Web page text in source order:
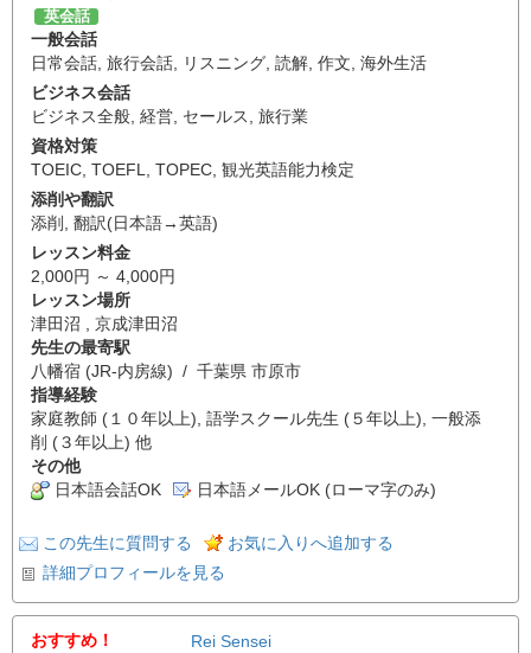
英会話
一般会話
日常会話 旅行会話 リスニング 読解 作文 海外生活
ビジネス会話
ビジネス全般 経営 セールス
旅行業
資格対策
TOEIC TOEFL TOPEC 観光英語能力検定
添削や翻訳
添削
翻訳(日本語→英語)
レッスン料金
2,000円 ～ 4,000円
レッスン場所
津田沼 , 京成津田沼
先生の最寄駅
八幡宿 (JR-内房線) / 千葉県 市原市
指導経験
家庭教師 (１０年以上), 語学スクール先生 (５年以上), 一般添
削 (３年以上) 他
その他
日本語会話OK
日本語メールOK (ローマ字のみ)
この先生に質問する
お気に入りへ追加する
詳細プロフィールを見る
おすすめ！
Rei Sensei